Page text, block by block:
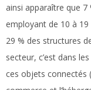
ainsi apparaître que
employant de 10 à
29 % des structures
secteur, c’est dans
ces objets connectés